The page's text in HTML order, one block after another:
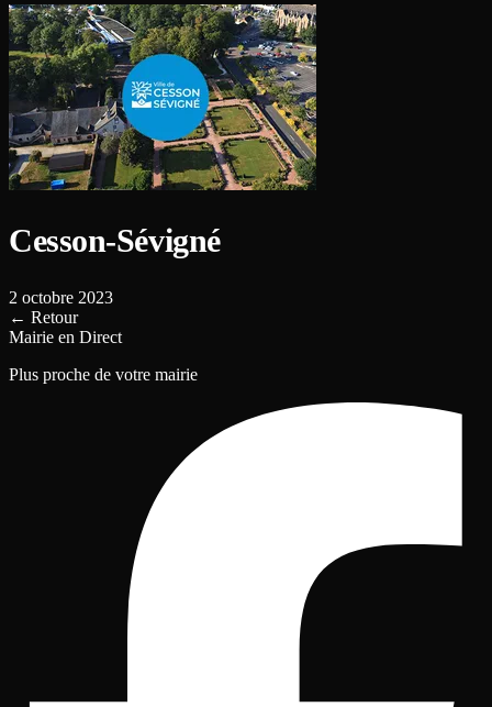
Cesson-Sévigné
2 octobre 2023
← Retour
Mairie en Direct
Plus proche de votre mairie